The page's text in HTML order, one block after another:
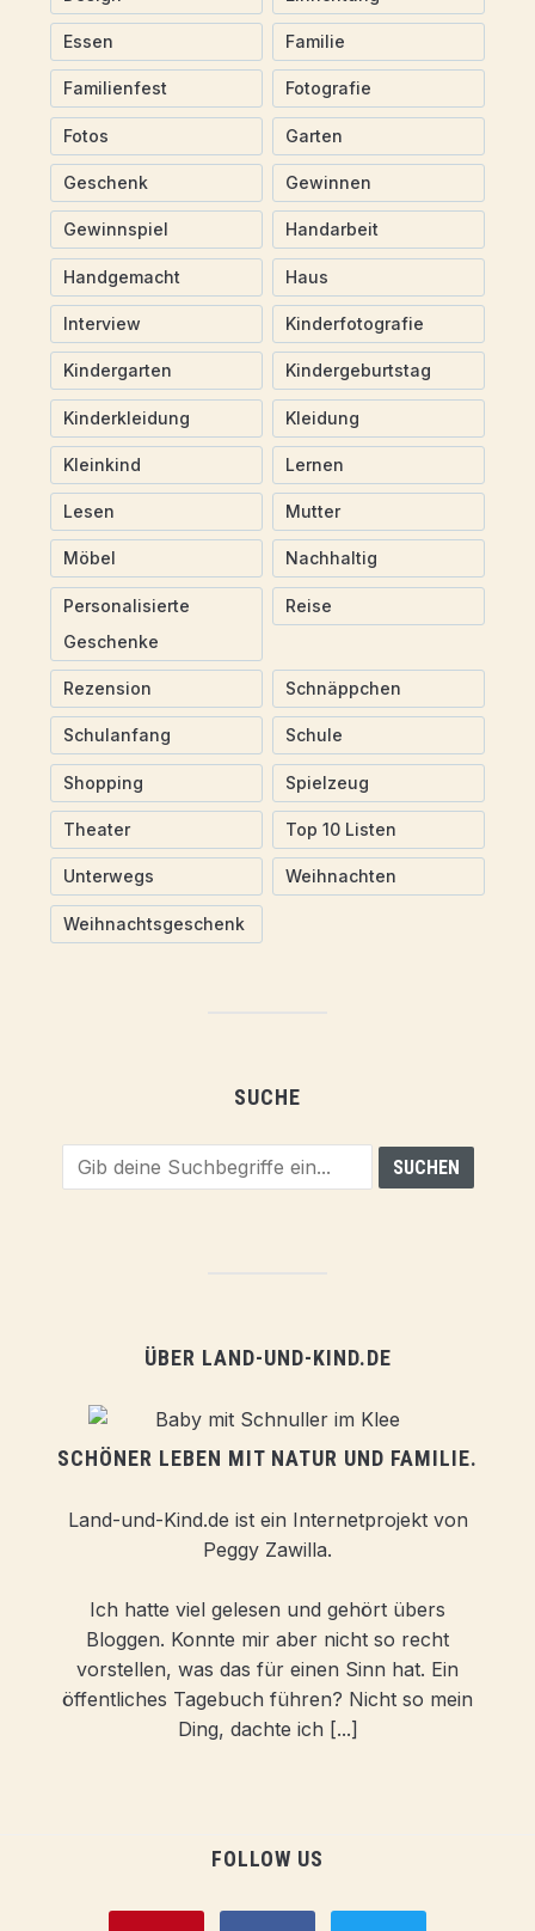
Essen Familie
Familienfest Fotografie
Fotos Garten
Geschenk Gewinnen
Gewinnspiel Handarbeit
Handgemacht Haus
Interview Kinderfotografie
Kindergarten Kindergeburtstag
Kinderkleidung Kleidung
Kleinkind Lernen
Lesen Mutter
Möbel Nachhaltig
Personalisierte
Geschenke
Reise
Rezension Schnäppchen
Schulanfang Schule
Shopping Spielzeug
Theater Top 10 Listen
Unterwegs Weihnachten
Weihnachtsgeschenk
SUCHE
ÜBER LAND-UND-KIND.DE
SCHÖNER LEBEN MIT NATUR UND FAMILIE.
Land-und-Kind.de ist ein Internetprojekt von
Peggy Zawilla.
Ich hatte viel gelesen und gehört übers
Bloggen. Konnte mir aber nicht so recht
vorstellen, was das für einen Sinn hat. Ein
öffentliches Tagebuch führen? Nicht so mein
Ding, dachte ich [...]
FOLLOW US